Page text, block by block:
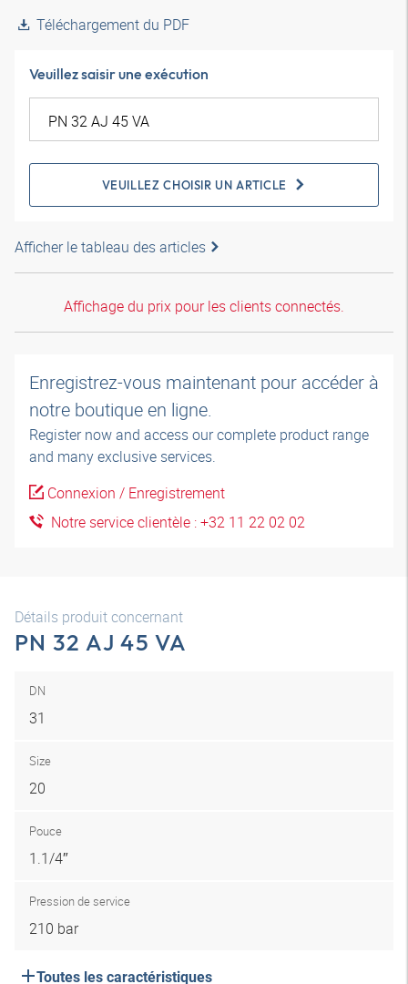
Téléchargement du PDF
Veuillez saisir une exécution
VEUILLEZ CHOISIR UN ARTICLE
Afficher le tableau des articles
Affichage du prix pour les clients connectés.
Enregistrez-vous maintenant pour accéder à
notre boutique en ligne.
Register now and access our complete product range
and many exclusive services.
Connexion / Enregistrement
Notre service clientèle : +32 11 22 02 02
Détails produit concernant
PN 32 AJ 45 VA
DN
31
Size
20
Pouce
1.1/4″
Pression de service
210 bar
Toutes les caractéristiques